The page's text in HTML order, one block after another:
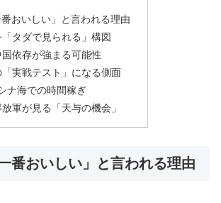
おいしい」と言われる理由
タダで見られる」構図
依存が強まる可能性
実戦テスト」になる側面
ナ海での時間稼ぎ
軍が見る「天与の機会」
番おいしい」と言われる理由